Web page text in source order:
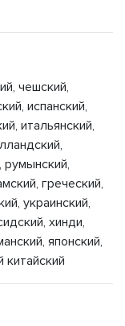
чешский,
испанский,
итальянский,
румынский,
греческий,
украинский,
хинди,
японский,